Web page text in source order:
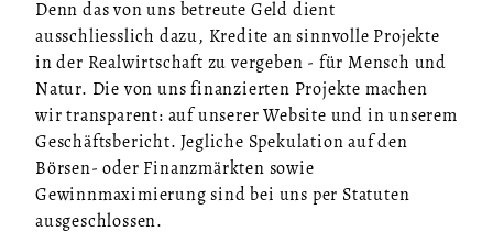
Denn das von uns betreute Geld dient
ausschliesslich dazu, Kredite an sinnvolle Projekte
in der Realwirtschaft zu vergeben - für Mensch und
Natur. Die von uns finanzierten Projekte machen
wir transparent: auf unserer Website und in unserem
Geschäftsbericht. Jegliche Spekulation auf den
Börsen- oder Finanzmärkten sowie
Gewinnmaximierung sind bei uns per Statuten
ausgeschlossen.